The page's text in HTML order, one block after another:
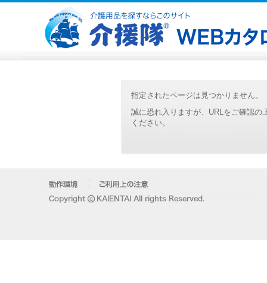
指定されたページは見つかりません。
誠に恐れ入りますが、URLをご確認
ください。